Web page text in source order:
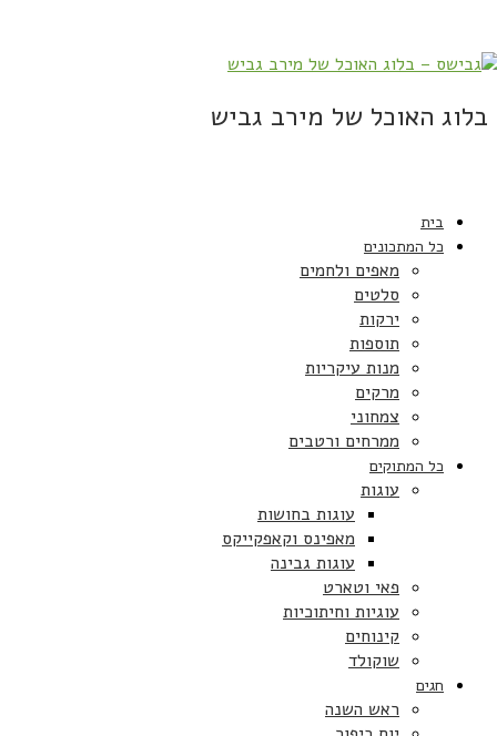
בלוג האוכל של מירב גביש
בית
כל המתכונים
מאפים ולחמים
סלטים
ירקות
תוספות
מנות עיקריות
מרקים
צמחוני
ממרחים ורטבים
כל המתוקים
עוגות
עוגות בחושות
מאפינס וקאפקייקס
עוגות גבינה
פאי וטארט
עוגיות וחיתוכיות
קינוחים
שוקולד
חגים
ראש השנה